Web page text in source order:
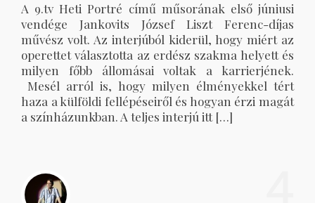
A 9.tv Heti Portré című műsorának első júniusi
vendége Jankovits József Liszt Ferenc-díjas
művész volt. Az interjúból kiderül, hogy miért az
operettet választotta az erdész szakma helyett és
milyen főbb állomásai voltak a karrierjének.
Mesél arról is, hogy milyen élményekkel tért
haza a külföldi fellépéseiről és hogyan érzi magát
a színházunkban. A teljes interjú itt […]